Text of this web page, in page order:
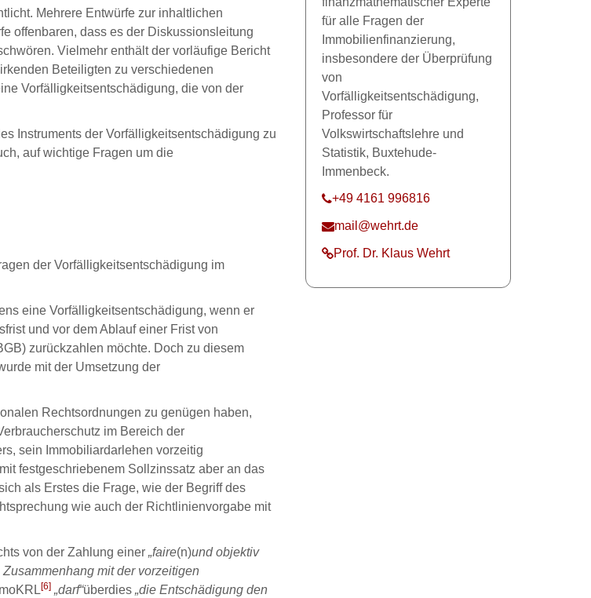
Mehrere Entwürfe zur inhaltlichen
offenbaren, dass es der Diskussionsleitung
Vielmehr enthält der vorläufige Bericht
Beteiligten zu verschiedenen
Vorfälligkeitsentschädigung, die von der
Instruments der Vorfälligkeitsentschädigung zu
auf wichtige Fragen um die
der Vorfälligkeitsentschädigung im
eine Vorfälligkeitsentschädigung, wenn er
und vor dem Ablauf einer Frist von
zurückzahlen möchte. Doch zu diesem
mit der Umsetzung der
Rechtsordnungen zu genügen haben,
im Bereich der
sein Immobiliardarlehen vorzeitig
festgeschriebenem Sollzinssatz aber an das
als Erstes die Frage, wie der Begriff des
wie auch der Richtlinienvorgabe mit
von der Zahlung einer „faire(n)und objektiv
mit der vorzeitigen
[6] „darf“überdies „die Entschädigung den
für alle Fragen der
Immobilienfinanzierung,
insbesondere der Überprüfung
von
Vorfälligkeitsentschädigung,
Professor für
Volkswirtschaftslehre und
Statistik, Buxtehude-
Immenbeck.
+49 4161 996816
mail@wehrt.de
Prof. Dr. Klaus Wehrt